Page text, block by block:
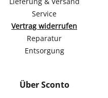
Service
Vertrag widerrufen
Reparatur
Entsorgung
Über Sconto